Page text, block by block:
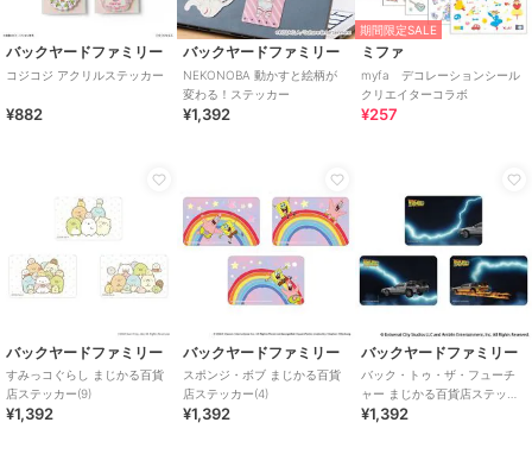
バックヤードファミリー
コジコジ アクリルステッカー
¥882
バックヤードファミリー
NEKONOBA 動かすと絵柄が
変わる！ステッカー
¥1,392
期間限定SALE
ミファ
myfa デコレーションシール
クリエイターコラボ
¥257
バックヤードファミリー
すみっコぐらし まじかる百貨
店ステッカー(9)
¥1,392
バックヤードファミリー
スポンジ・ボブ まじかる百貨
店ステッカー(4)
¥1,392
バックヤードファミリー
バック・トゥ・ザ・フューチ
ャー まじかる百貨店ステッカ
ー(1)
¥1,392